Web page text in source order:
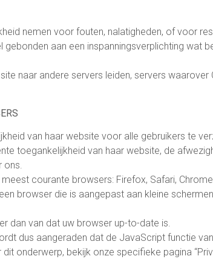
nemen voor fouten, nalatigheden, of voor
aan een inspanningsverplichting wat
naar andere servers leiden, servers
van haar website voor alle gebruikers te
toegankelijkheid van haar website, de
ons.
courante browsers: Firefox, Safari,
browser die is aangepast aan kleine
dan van dat uw browser up-to-date is.
dus aangeraden dat de JavaScript functie
onderwerp, bekijk onze specifieke pagina